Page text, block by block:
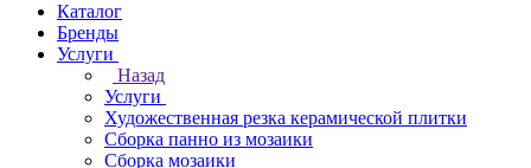
Каталог
Бренды
Услуги
Назад
Услуги
Художественная резка керамической плитки
Сборка панно из мозаики
Сборка мозаики